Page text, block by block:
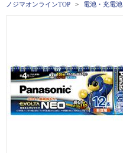
ノジマオンラインTOP 電池・充電池